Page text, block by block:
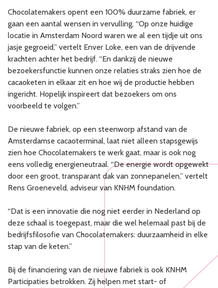
Chocolatemakers opent een 100% duurzame fabriek, er
gaan een aantal wensen in vervulling. “Op onze huidige
locatie in Amsterdam Noord waren we al een tijdje uit ons
jasje gegroeid,” vertelt Enver Loke, een van de drijvende
krachten achter het bedrijf. “En dankzij de nieuwe
bezoekersfunctie kunnen onze relaties straks zien hoe de
cacaoketen in elkaar zit en hoe wij de productie hebben
ingericht. Hopelijk inspireert dat bezoekers om ons
voorbeeld te volgen.”
De nieuwe fabriek, op een steenworp afstand van de
Amsterdamse cacaoterminal, laat niet alleen stapsgewijs
zien hoe Chocolatemakers te werk gaat, maar is ook nog
eens volledig energieneutraal. “De energie wordt opgewekt
door een groot, transparant dak van zonnepanelen,” vertelt
Rens Groeneveld, adviseur van KNHM foundation.
“Dat is een innovatie die nog niet eerder in Nederland op
deze schaal is toegepast, maar die wel helemaal past bij de
bedrijfsfilosofie van Chocolatemakers: duurzaamheid in elke
stap van de keten.”
Bij de financiering van de nieuwe fabriek is ook KNHM
Participaties betrokken. Zij helpen met start- of